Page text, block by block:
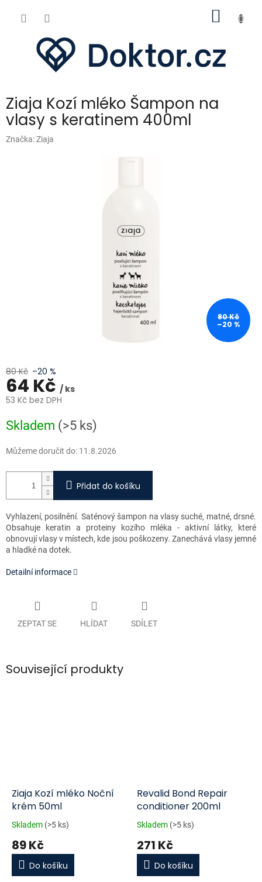
Ziaja Kozí mléko Šampon na
vlasy s keratinem 400ml
Značka:Ziaja
80 Kč
–20 %
80 Kč –20 %
64 Kč / ks
53 Kč bez DPH
cena:
Skladem (>5 ks)
Můžeme doručit do: 11.8.2026
Přidat do košíku
Vyhlazení, posilnění. Saténový šampon na vlasy suché, matné, drsné.
Obsahuje keratin a proteiny kozího mléka - aktivní látky, které
obnovují vlasy v místech, kde jsou poškozeny. Zanechává vlasy jemné
a hladké na dotek.
Detailní informace
ZEPTAT SE HLÍDAT SDÍLET
Související produkty
Ziaja Kozí mléko Noční
krém 50ml
Skladem (>5 ks)
89 Kč
Do košíku
Revalid Bond Repair
conditioner 200ml
Skladem (>5 ks)
271 Kč
Do košíku